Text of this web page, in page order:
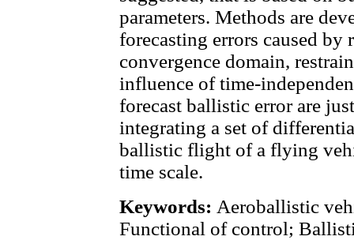
parameters. Methods are
forecasting errors caused by
convergence domain,
influence of time-
forecast ballistic error are
integrating a set of
ballistic flight of a flying
time scale.
Keywords: Aeroballistic
Functional of control;